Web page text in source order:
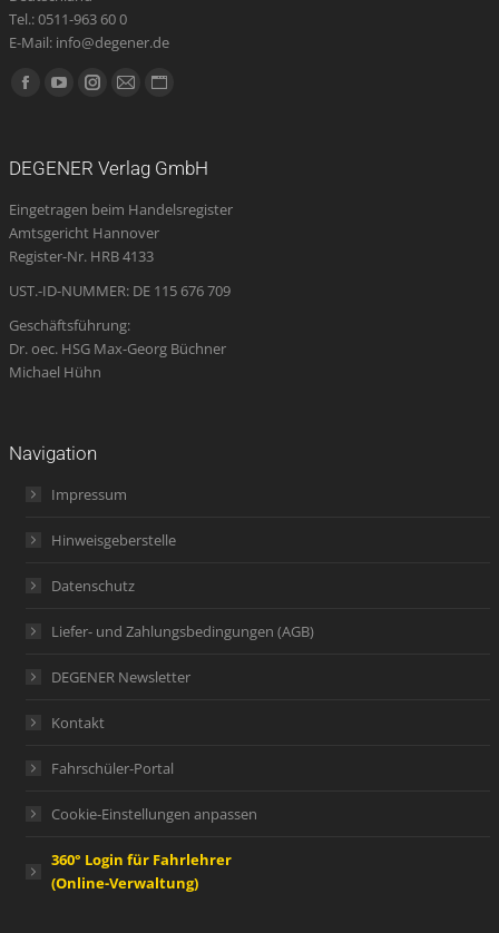
Tel.: 0511-963 60 0
E-Mail: info@degener.de
Finden Sie uns auf:
Facebook
new
window
YouTube
new
window
Instagram
new
window
E-
opens
in
new
Website
new
DEGENER Verlag GmbH
Eingetragen beim Handelsregister
Amtsgericht Hannover
Register-Nr. HRB 4133
UST.-ID-NUMMER: DE 115 676 709
Geschäftsführung:
Dr. oec. HSG Max-Georg Büchner
Michael Hühn
Navigation
Impressum
Hinweisgeberstelle
Datenschutz
Liefer- und Zahlungsbedingungen (AGB)
DEGENER Newsletter
Kontakt
Fahrschüler-Portal
Cookie-Einstellungen anpassen
360° Login für Fahrlehrer
(Online-Verwaltung)